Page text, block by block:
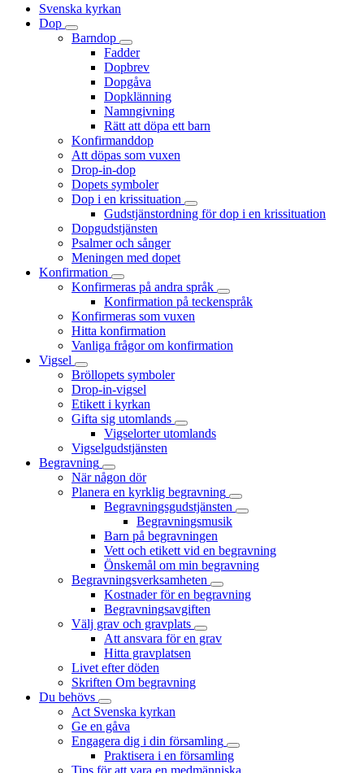
Svenska kyrkan
Dop
Barndop
Fadder
Dopbrev
Dopgåva
Dopklänning
Namngivning
Rätt att döpa ett barn
Konfirmanddop
Att döpas som vuxen
Drop-in-dop
Dopets symboler
Dop i en krissituation
Gudstjänstordning för dop i en krissituation
Dopgudstjänsten
Psalmer och sånger
Meningen med dopet
Konfirmation
Konfirmeras på andra språk
Konfirmation på teckenspråk
Konfirmeras som vuxen
Hitta konfirmation
Vanliga frågor om konfirmation
Vigsel
Bröllopets symboler
Drop-in-vigsel
Etikett i kyrkan
Gifta sig utomlands
Vigselorter utomlands
Vigselgudstjänsten
Begravning
När någon dör
Planera en kyrklig begravning
Begravningsgudstjänsten
Begravningsmusik
Barn på begravningen
Vett och etikett vid en begravning
Önskemål om min begravning
Begravningsverksamheten
Kostnader för en begravning
Begravningsavgiften
Välj grav och gravplats
Att ansvara för en grav
Hitta gravplatsen
Livet efter döden
Skriften Om begravning
Du behövs
Act Svenska kyrkan
Ge en gåva
Engagera dig i din församling
Praktisera i en församling
Tips för att vara en medmänniska